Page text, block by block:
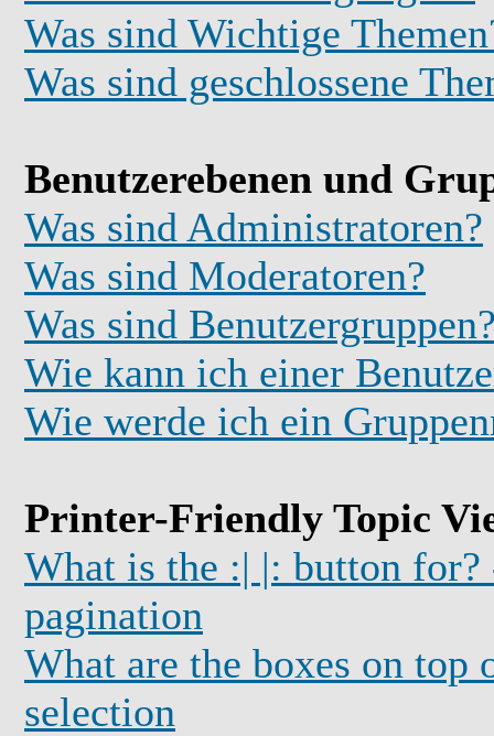
Was sind Wichtige
Was sind geschlossene
Benutzerebenen und
Was sind Administratoren?
Was sind Moderatoren?
Was sind
Wie kann ich einer
Wie werde ich ein
Printer-Friendly Topic
What is the :| |: button
pagination
What are the boxes on top
selection